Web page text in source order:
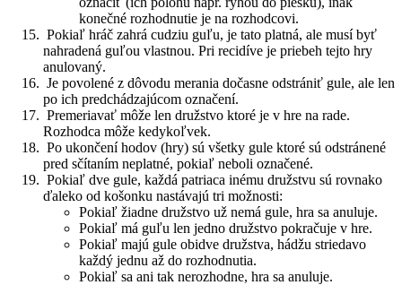
konečné rozhodnutie je na rozhodcovi.
Pokiaľ hráč zahrá cudziu guľu, je tato platná, ale musí byť
nahradená guľou vlastnou. Pri recidíve je priebeh tejto hry
anulovaný.
Je povolené z dôvodu merania dočasne odstrániť gule, ale len
po ich predchádzajúcom označení.
Premeriavať môže len družstvo ktoré je v hre na rade.
Rozhodca môže kedykoľvek.
Po ukončení hodov (hry) sú všetky gule ktoré sú odstránené
pred sčítaním neplatné, pokiaľ neboli označené.
Pokiaľ dve gule, každá patriaca inému družstvu sú rovnako
ďaleko od košonku nastávajú tri možnosti:
Pokiaľ žiadne družstvo už nemá gule, hra sa anuluje.
Pokiaľ má guľu len jedno družstvo pokračuje v hre.
Pokiaľ majú gule obidve družstva, hádžu striedavo
každý jednu až do rozhodnutia.
Pokiaľ sa ani tak nerozhodne, hra sa anuluje.